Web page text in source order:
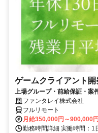
ゲームクライアント
上場グループ・前給保証・案
ファンタレイ株式会社
フルリモート
月給350,000円～900,000円
勤務時間詳細 実働時間：1